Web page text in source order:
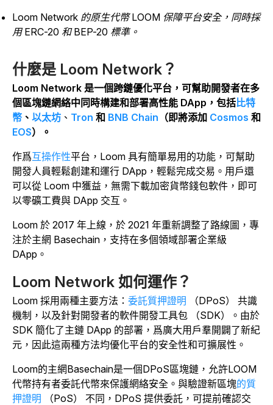
Loom Network 的原生代幣 LOOM 保障平台安全，同時採
用 ERC-20 和 BEP-20 標準。
什麼是 Loom Network？
Loom Network 是一個跨鏈優化平台，可幫助開發者在多
個區塊鏈網絡中同時構建和部署高性能 DApp，包括比特
幣 、 以太坊 、 Tron 和 BNB Chain （即將添加 Cosmos 和
EOS）。
作爲互操作性平台，Loom 具有簡單易用的功能，可幫助
開發人員輕鬆創建和運行 DApp，輕鬆完成交易。用戶還
可以從 Loom 中獲益，無需下載加密貨幣錢包軟件，即可
以零礦工費與 DApp 交互。
Loom 於 2017 年上線，於 2021 年重新調整了路線圖，專
注於主網 Basechain，支持在多個領域部署企業級
DApp。
Loom Network 如何運作？
Loom 採用兩種主要方法： 委託質押證明
（DPoS） 共識
機制，以及針對開發者的軟件開發工具包 （SDK）。由於
SDK 簡化了主鏈 DApp 的部署，爲廣大用戶羣開闢了新紀
元，因此這兩種方法均優化平台的安全性和可擴展性。
Loom的主網Basechain是一個DPoS區塊鏈，允許LOOM
代幣持有者委託代幣來保護網絡安全。與驗證新區塊的質
押證明
（PoS） 不同 ，DPoS 提供委託，可提前確認交